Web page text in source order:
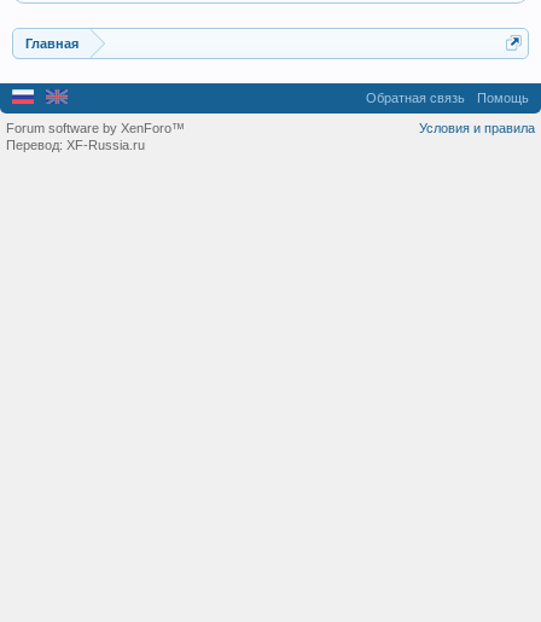
Главная
Обратная связь Помощь
Условия и правила
Forum software by XenForo™
Перевод: XF-Russia.ru